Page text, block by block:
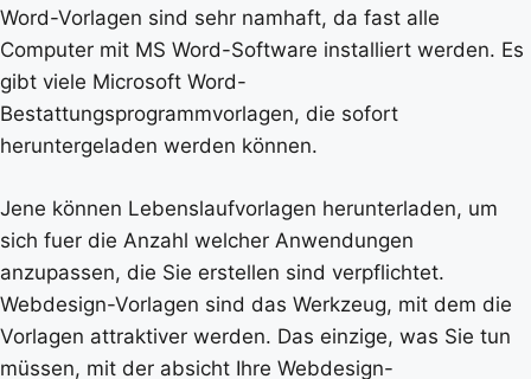
Word-Vorlagen sind sehr namhaft, da fast alle
Computer mit MS Word-Software installiert werden. Es
gibt viele Microsoft Word-
Bestattungsprogrammvorlagen, die sofort
heruntergeladen werden können.
Jene können Lebenslaufvorlagen herunterladen, um
sich fuer die Anzahl welcher Anwendungen
anzupassen, die Sie erstellen sind verpflichtet.
Webdesign-Vorlagen sind das Werkzeug, mit dem die
Vorlagen attraktiver werden. Das einzige, was Sie tun
müssen, mit der absicht Ihre Webdesign-